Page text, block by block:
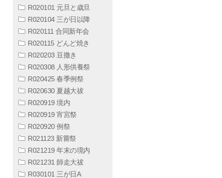
R020101 元旦と歳旦
R020104 三が日以降
R020111 合同新年会
R020115 どんど焼き
R020203 豆撒き
R020308 人形供養祭
R020425 春季例祭
R020630 夏越大祓
R020919 境内
R020919 宵宮祭
R020920 例祭
R021123 新嘗祭
R021219 年末の境内
R021231 師走大祓
R030101 三が日A